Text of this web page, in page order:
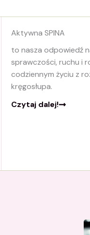
Aktywna SPINA
to nasza odpowiedź
sprawczości, ruchu i
codziennym życiu z
kręgosłupa.
Czytaj dalej!